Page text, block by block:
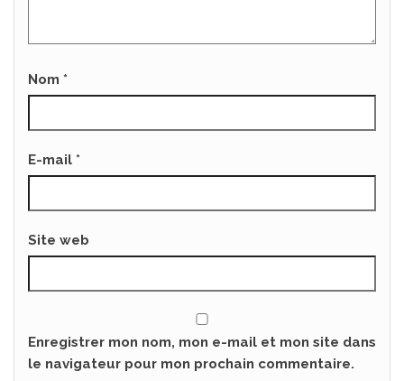
Nom *
E-mail *
Site web
Enregistrer mon nom, mon e-mail et mon site dans
le navigateur pour mon prochain commentaire.